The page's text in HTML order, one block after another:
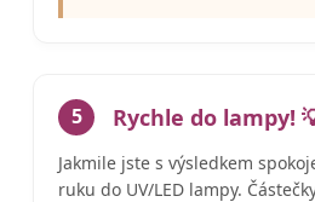
5 Rychle do lampy!
Jakmile jste s výsledkem
ruku do UV/LED lampy.